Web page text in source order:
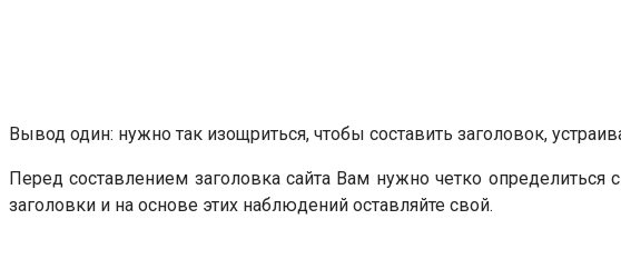
Вывод один: нужно так изощриться, чтобы составить заголовок,
Перед составлением заголовка сайта Вам нужно четко определиться
заголовки и на основе этих наблюдений оставляйте свой.